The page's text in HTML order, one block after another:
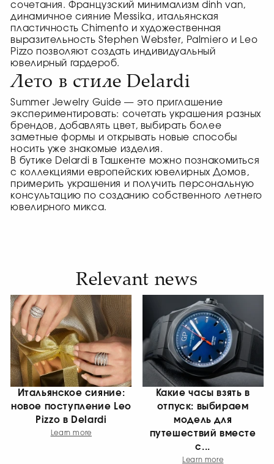
сочетания. Французский минимализм dinh van,
динамичное сияние Messika, итальянская
пластичность Chimento и художественная
выразительность Stephen Webster, Palmiero и Leo
Pizzo позволяют создать индивидуальный
ювелирный гардероб.
Лето в стиле Delardi
Summer Jewelry Guide — это приглашение
экспериментировать: сочетать украшения разных
брендов, добавлять цвет, выбирать более
заметные формы и открывать новые способы
носить уже знакомые изделия.
В бутике Delardi в Ташкенте можно познакомиться
с коллекциями европейских ювелирных Домов,
примерить украшения и получить персональную
консультацию по созданию собственного летнего
ювелирного микса.
Relevant news
Итальянское сияние:
новое поступление Leo
Pizzo в Delardi
Learn more
Какие часы взять в
отпуск: выбираем
модель для
путешествий вместе
с...
Learn more